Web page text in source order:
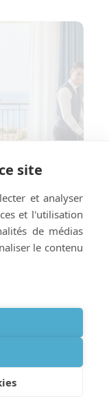
hôtel ou
livraison
site
et analyser
et l'utilisation
de médias
le contenu